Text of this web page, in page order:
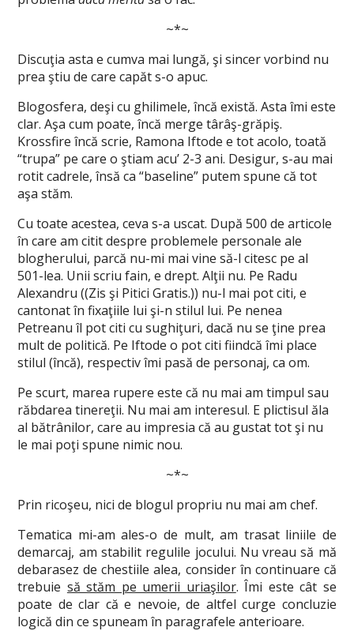
~*~
Discuţia asta e cumva mai lungă, şi sincer vorbind nu
prea ştiu de care capăt s-o apuc.
Blogosfera, deşi cu ghilimele, încă există. Asta îmi este
clar. Aşa cum poate, încă merge târâş-grăpiş.
Krossfire încă scrie, Ramona Iftode e tot acolo, toată
“trupa” pe care o ştiam acu’ 2-3 ani. Desigur, s-au mai
rotit cadrele, însă ca “baseline” putem spune că tot
aşa stăm.
Cu toate acestea, ceva s-a uscat. După 500 de articole
în care am citit despre problemele personale ale
blogherului, parcă nu-mi mai vine să-l citesc pe al
501-lea. Unii scriu fain, e drept. Alţii nu. Pe Radu
Alexandru ((Zis şi Pitici Gratis.)) nu-l mai pot citi, e
cantonat în fixaţiile lui şi-n stilul lui. Pe nenea
Petreanu îl pot citi cu sughiţuri, dacă nu se ţine prea
mult de politică. Pe Iftode o pot citi fiindcă îmi place
stilul (încă), respectiv îmi pasă de personaj, ca om.
Pe scurt, marea rupere este că nu mai am timpul sau
răbdarea tinereţii. Nu mai am interesul. E plictisul ăla
al bătrânilor, care au impresia că au gustat tot şi nu
le mai poţi spune nimic nou.
~*~
Prin ricoşeu, nici de blogul propriu nu mai am chef.
Tematica mi-am ales-o de mult, am trasat liniile de
demarcaj, am stabilit regulile jocului. Nu vreau să mă
debarasez de chestiile alea, consider în continuare că
trebuie să stăm pe umerii uriaşilor. Îmi este cât se
poate de clar că e nevoie, de altfel curge concluzie
logică din ce spuneam în paragrafele anterioare.